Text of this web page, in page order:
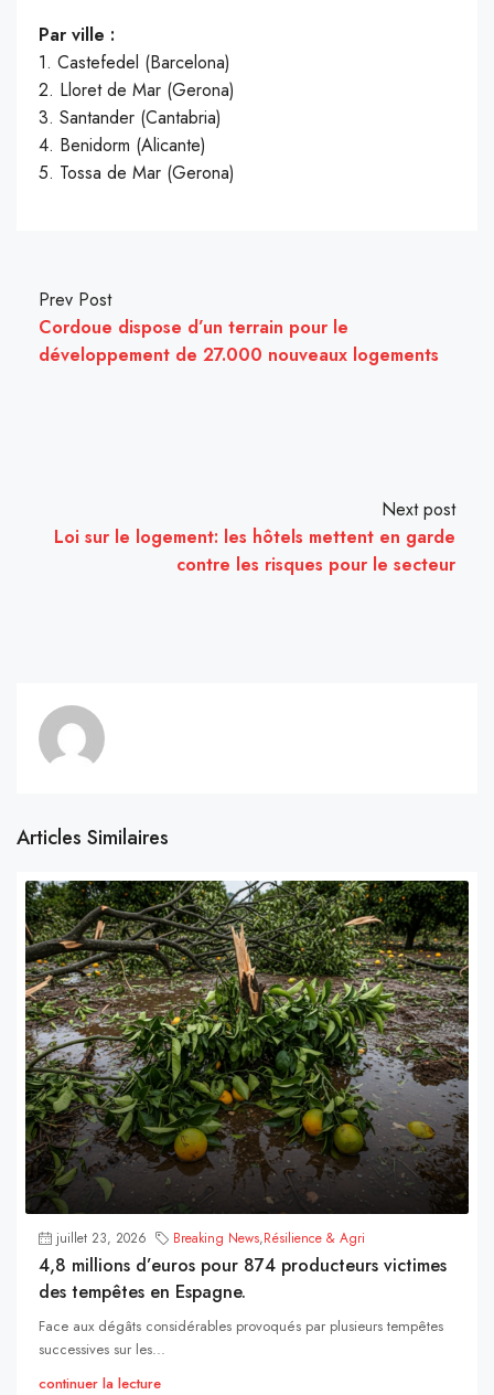
Par ville :
1. Castefedel (Barcelona)
2. Lloret de Mar (Gerona)
3. Santander (Cantabria)
4. Benidorm (Alicante)
5. Tossa de Mar (Gerona)
Prev Post
Cordoue dispose d’un terrain pour le
développement de 27.000 nouveaux logements
Next post
Loi sur le logement: les hôtels mettent en garde
contre les risques pour le secteur
Articles Similaires
juillet 23, 2026 Breaking News,Résilience & Agri
4,8 millions d’euros pour 874 producteurs victimes
des tempêtes en Espagne.
Face aux dégâts considérables provoqués par plusieurs tempêtes
successives sur les...
continuer la lecture